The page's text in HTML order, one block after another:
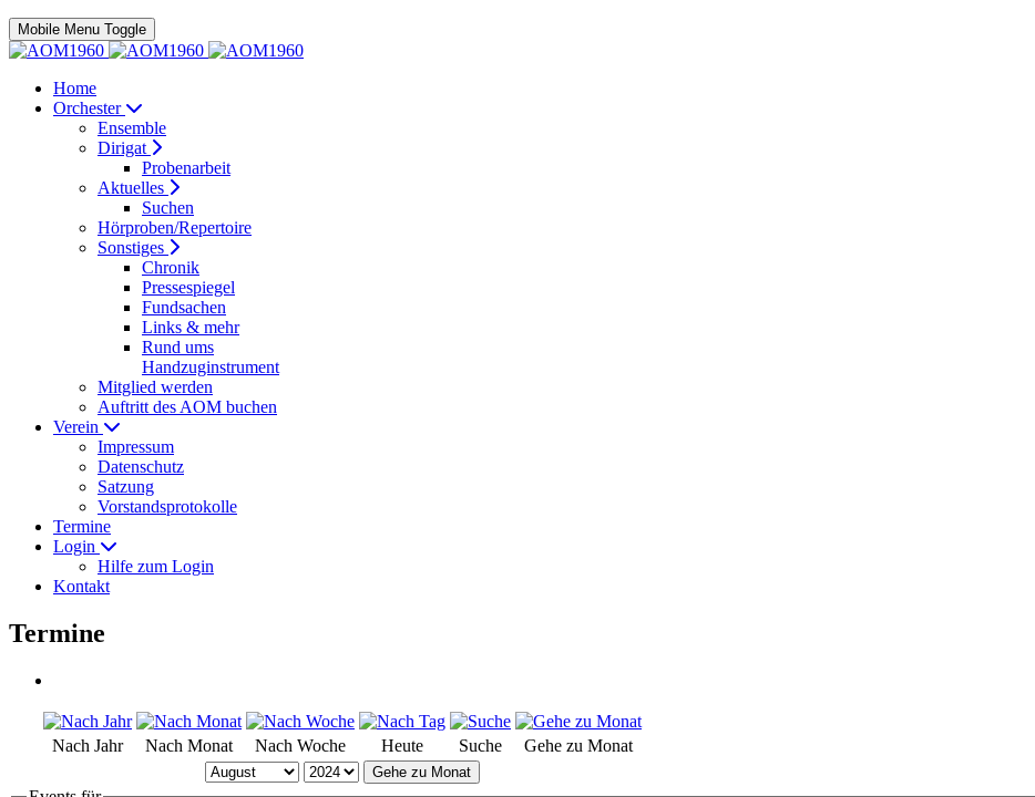
Mobile Menu Toggle
Home
Orchester
Ensemble
Dirigat
Probenarbeit
Aktuelles
Suchen
Hörproben/Repertoire
Sonstiges
Chronik
Pressespiegel
Fundsachen
Links & mehr
Rund ums
Handzuginstrument
Mitglied werden
Auftritt des AOM buchen
Verein
Impressum
Datenschutz
Satzung
Vorstandsprotokolle
Termine
Login
Hilfe zum Login
Kontakt
Termine
Nach Jahr Nach Monat Nach Woche Heute Suche Gehe zu Monat
Gehe zu Monat